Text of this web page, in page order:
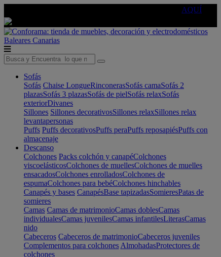
AQUÍ
Baleares Canarias
Sofás
Sofás Chaise LongueRinconerasSofás camaSofás 2
plazasSofás 3 plazasSofás de pielSofás relaxSofás
exteriorDivanes
Sillones Sillones decorativosSillones relaxSillones relax
levantapersonas
Puffs Puffs decorativosPuffs peraPuffs reposapiésPuffs con
almacenaje
Descanso
Colchones Packs colchón y canapéColchones
viscoelásticosColchones de muellesColchones de muelles
ensacadosColchones enrolladosColchones de
espumaColchones para bebéColchones hinchables
Canapés y bases CanapésBase tapizadasSomieresPatas de
somieres
Camas Camas de matrimonioCamas doblesCamas
individualesCamas juvenilesCamas infantilesLiterasCamas
nido
Cabeceros Cabeceros de matrimonioCabeceros juveniles
Complementos para colchones AlmohadasProtectores de
colchones